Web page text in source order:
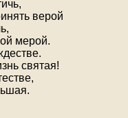
верой
мерой.
святая!